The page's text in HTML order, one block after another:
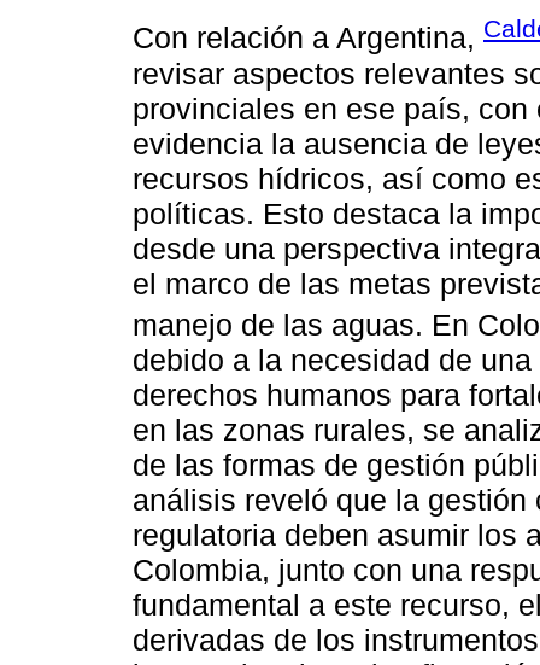
Con relación a Argentina,
revisar aspectos relevantes
provinciales en ese país,
evidencia la ausencia de
recursos hídricos, así como
políticas. Esto destaca la
desde una perspectiva
el marco de las metas
manejo de las aguas. En
debido a la necesidad de
derechos humanos para
en las zonas rurales, se
de las formas de gestión
análisis reveló que la
regulatoria deben asumir los
Colombia, junto con una
fundamental a este recurso,
derivadas de los